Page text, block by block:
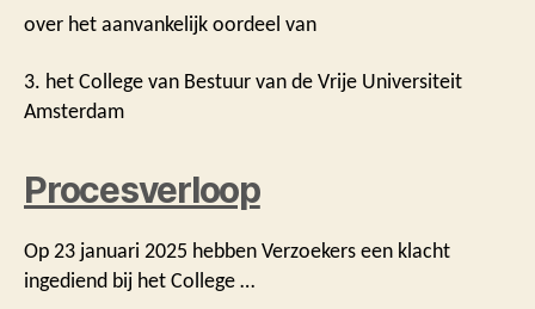
over het aanvankelijk oordeel van
3. het College van Bestuur van de Vrije Universiteit
Amsterdam
Procesverloop
Op 23 januari 2025 hebben Verzoekers een klacht
ingediend bij het College …